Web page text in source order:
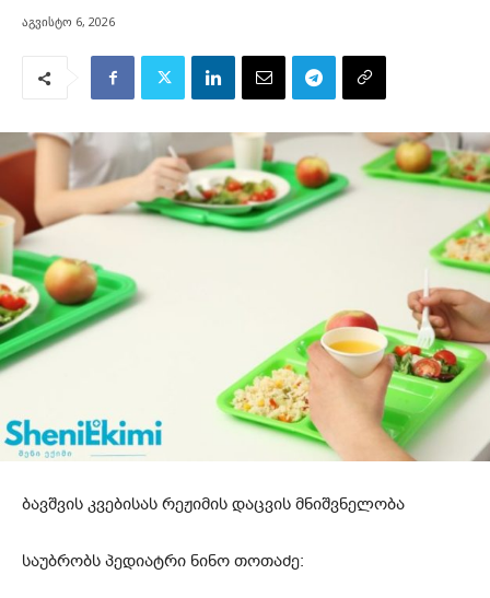
აგვისტო 6, 2026
ბავშვის კვებისას რეჟიმის დაცვის მნიშვნელობა
საუბრობს ​​პედიატრი ნინო თოთაძე: